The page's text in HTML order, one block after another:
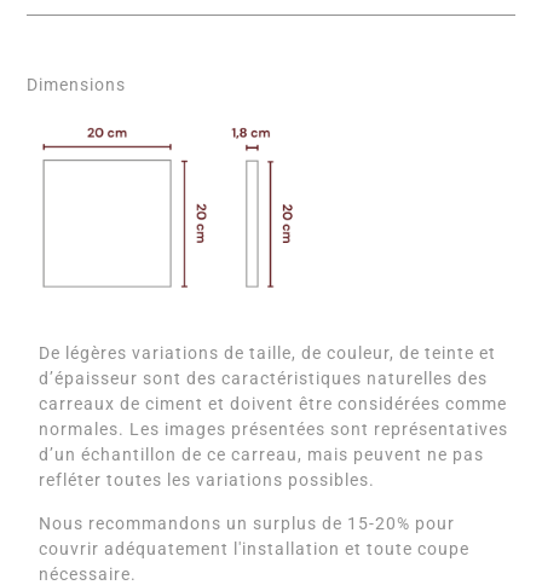
Dimensions
De légères variations de taille, de couleur, de teinte et
d’épaisseur sont des caractéristiques naturelles des
carreaux de ciment et doivent être considérées comme
normales. Les images présentées sont représentatives
d’un échantillon de ce carreau, mais peuvent ne pas
refléter toutes les variations possibles.
Nous recommandons un surplus de 15-20% pour
couvrir adéquatement l'installation et toute coupe
nécessaire.